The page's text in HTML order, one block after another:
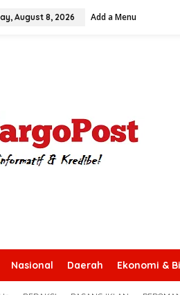
August 8, 2026 Add a Menu
Nasional Daerah Ekonomi &